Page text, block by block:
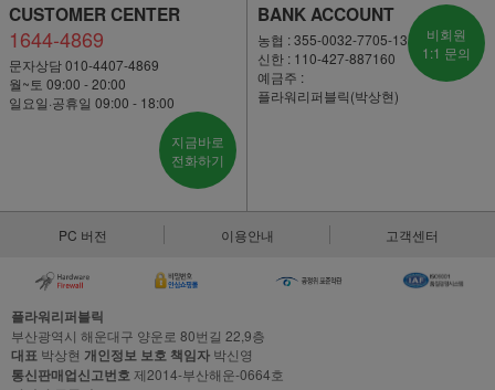
CUSTOMER CENTER
1644-4869
문자상담 010-4407-4869
월~토 09:00 - 20:00
일요일·공휴일 09:00 - 18:00
지금바로
전화하기
BANK ACCOUNT
농협 : 355-0032-7705-13
신한 : 110-427-887160
예금주 :
플라워리퍼블릭(박상현)
비회원
1:1 문의
PC 버전 이용안내 고객센터
플라워리퍼블릭
부산광역시 해운대구 양운로 80번길 22,9층
대표 박상현 개인정보 보호 책임자 박신영
통신판매업신고번호제2014-부산해운-0664호